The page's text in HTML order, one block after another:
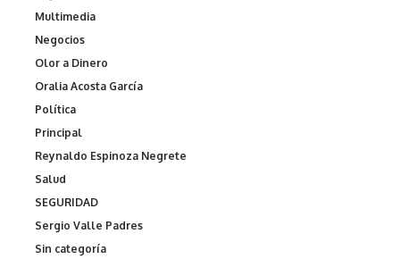
Multimedia
Negocios
Olor a Dinero
Oralia Acosta García
Política
Principal
Reynaldo Espinoza Negrete
Salud
SEGURIDAD
Sergio Valle Padres
Sin categoría